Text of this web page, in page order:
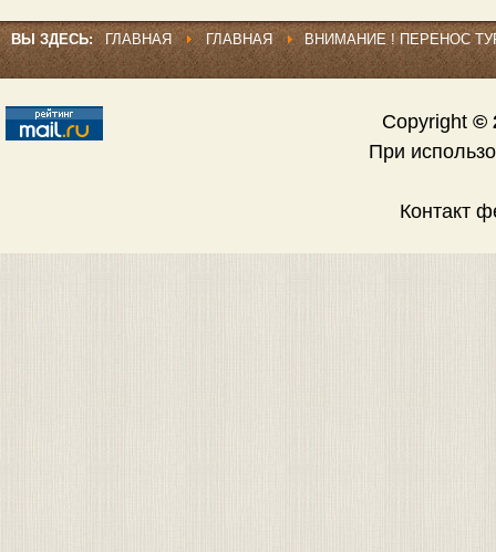
ВЫ ЗДЕСЬ: ГЛАВНАЯ ГЛАВНАЯ ВНИМАНИЕ ! ПЕРЕНОС
Copyright ©
При
Контакт